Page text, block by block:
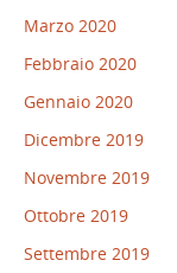
Marzo 2020
Febbraio 2020
Gennaio 2020
Dicembre 2019
Novembre 2019
Ottobre 2019
Settembre 2019